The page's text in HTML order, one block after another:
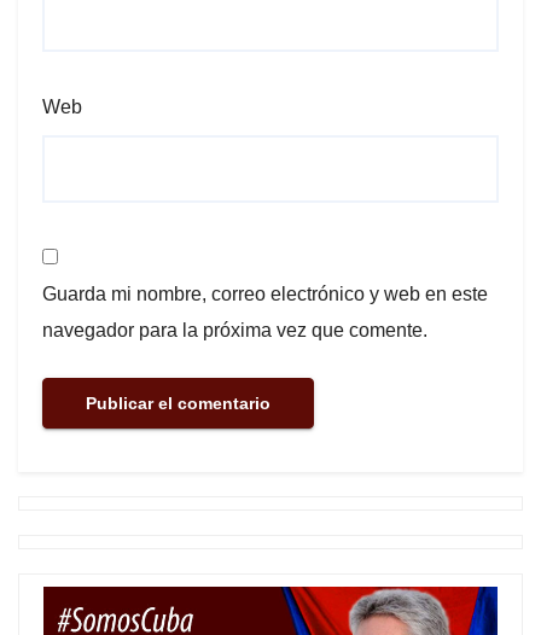
Web
Guarda mi nombre, correo electrónico y web en este
navegador para la próxima vez que comente.